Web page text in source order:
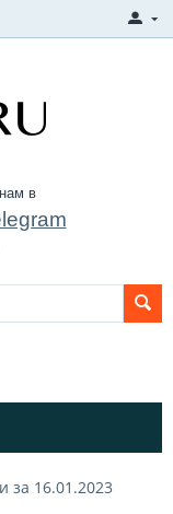
в
за 16.01.2023